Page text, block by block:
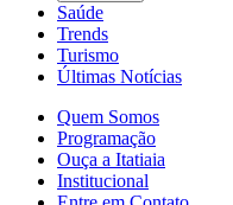
Saúde
Trends
Turismo
Últimas Notícias
Quem Somos
Programação
Ouça a Itatiaia
Institucional